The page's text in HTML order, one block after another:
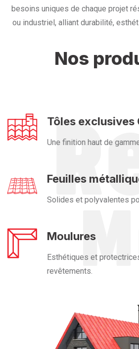
besoins uniques de chaque projet
ou industriel, alliant durabilité,
Nos
Tôles exclusives
Une finition haut de
Feuilles
Solides et polyvalentes
Moulures
Esthétiques et
revêtements.